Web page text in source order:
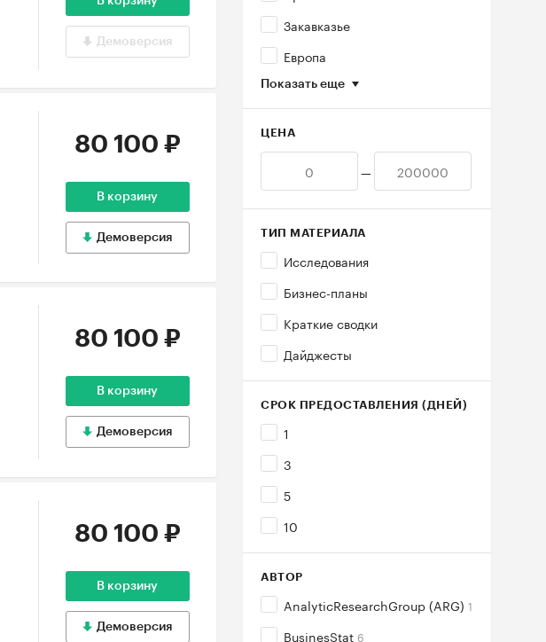
Закавказье
Европа
Показать еще
ЦЕНА
—
ТИП МАТЕРИАЛА
Исследования
Бизнес-планы
Краткие сводки
Дайджесты
СРОК ПРЕДОСТАВЛЕНИЯ (ДНЕЙ)
1
3
5
10
АВТОР
AnalyticResearchGroup (ARG) 1
BusinesStat 6
Демоверсия
80 100 ₽
В корзину
Демоверсия
80 100 ₽
В корзину
Демоверсия
80 100 ₽
В корзину
Демоверсия